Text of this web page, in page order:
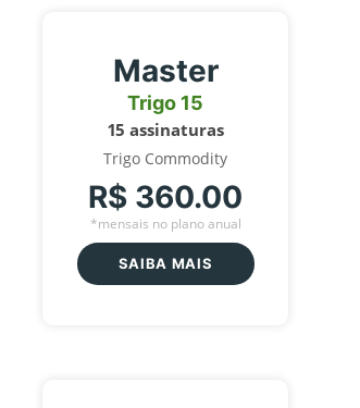
Master
Trigo 15
15 assinaturas
Trigo Commodity
R$ 360.00
*mensais no plano anual
SAIBA MAIS